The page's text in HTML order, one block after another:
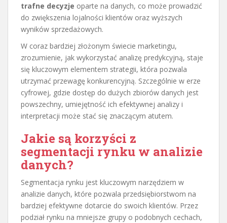
trafne decyzje oparte na danych, co może prowadzić
do zwiększenia lojalności klientów oraz wyższych
wyników sprzedażowych.
W coraz bardziej złożonym świecie marketingu,
zrozumienie, jak wykorzystać analizę predykcyjną, staje
się kluczowym elementem strategii, która pozwala
utrzymać przewagę konkurencyjną. Szczególnie w erze
cyfrowej, gdzie dostęp do dużych zbiorów danych jest
powszechny, umiejętność ich efektywnej analizy i
interpretacji może stać się znaczącym atutem.
Jakie są korzyści z
segmentacji rynku w analizie
danych?
Segmentacja rynku jest kluczowym narzędziem w
analizie danych, które pozwala przedsiębiorstwom na
bardziej efektywne dotarcie do swoich klientów. Przez
podział rynku na mniejsze grupy o podobnych cechach,